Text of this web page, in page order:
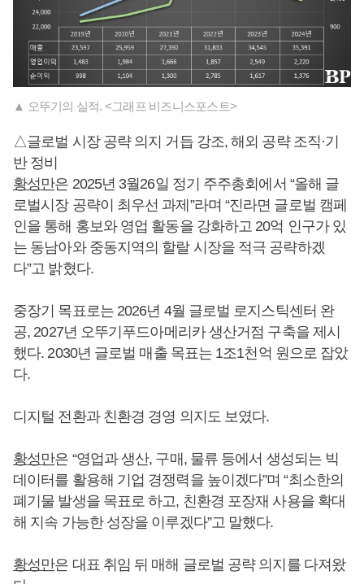
▲ 오뚜기의 실적. <그래프 비즈니스포스트>
△글로벌 시장 공략 의지 거듭 강조, 해외 공략 조직·기
반 정비
황성만은 2025년 3월26일 정기 주주총회에서 “올해 글
로벌시장 공략이 최우선 과제”라며 “진라면 글로벌 캠페
인을 통해 홍보와 영업 활동을 강화하고 20억 인구가 있
는 동남아와 중동지역의 할랄 시장을 적극 공략하겠
다”고 밝혔다.
중장기 목표로는 2026년 4월 글로벌 로지스틱센터 완
공, 2027년 오뚜기푸드아메리카 생산거점 구축을 제시
했다. 2030년 글로벌 매출 목표는 1조1천억 원으로 잡았
다.
디지털 전환과 친환경 경영 의지도 보였다.
황성만은 “영업과 생산, 구매, 물류 등에서 생성되는 빅
데이터를 활용해 기업 경쟁력을 높이겠다”며 “최소한의
폐기물 발생을 목표로 하고, 친환경 포장재 사용을 확대
해 지속 가능한 성장을 이루겠다”고 말했다.
황성만은 대표 취임 뒤 매해 글로벌 공략 의지를 다져왔